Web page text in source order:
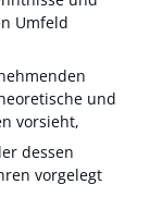
Umfeld
und
vorsieht,
dessen
vorgelegt